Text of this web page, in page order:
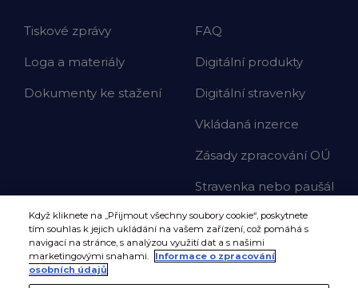
Tiskové zprávy
Loga a materiály
Dokumenty ke stažení
FAQ
Digitální produkty
Digitální stravenky
Vkládaná inzerce
Zásady zpracování OÚ
Stravenka nebo paušál
Když kliknete na „Přijmout všechny soubory cookie“, poskytnete
tím souhlas k jejich ukládání na vašem zařízení, což pomáhá s
navigací na stránce, s analýzou využití dat a s našimi
marketingovými snahami.
Informace o zpracování
osobních údajů